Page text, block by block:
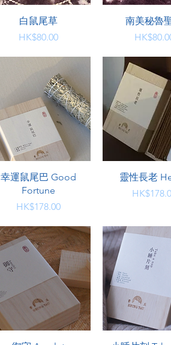
快速瀏覽
白鼠尾草
價格
HK$80.00
快速瀏覽
南美秘魯
價格
快速瀏覽
幸運鼠尾巴 Good
Fortune
價格
HK$178.00
快速瀏覽
靈性長老
價格